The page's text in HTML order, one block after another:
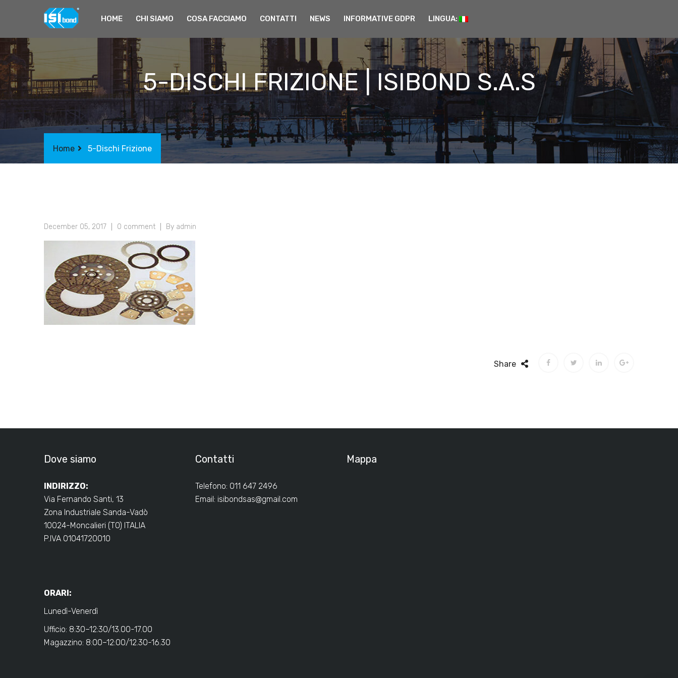
HOME CHI SIAMO COSA FACCIAMO CONTATTI NEWS INFORMATIVE GDPR LINGUA:
5-DISCHI FRIZIONE | ISIBOND S.A.S
Home 5-Dischi Frizione
December 05, 2017 0 comment By admin
Share
Dove siamo
INDIRIZZO:
Via Fernando Santi, 13
Zona Industriale Sanda-Vadò
10024-Moncalieri (TO) ITALIA
P.IVA 01041720010
ORARI:
Lunedì-Venerdì
Ufficio: 8:30–12:30/13.00-17.00
Magazzino: 8:00–12:00/12.30-16.30
Contatti
Telefono: 011 647 2496
Email: isibondsas@gmail.com
Mappa